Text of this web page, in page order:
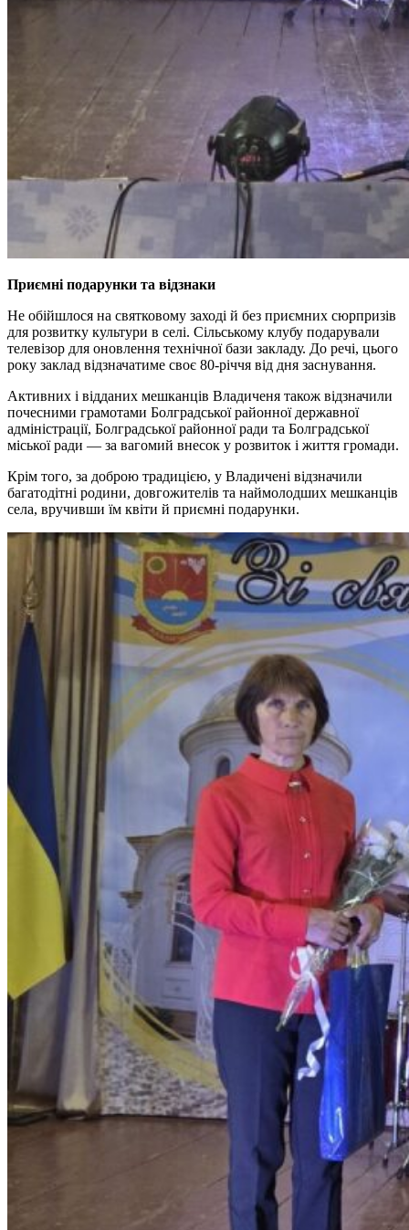
Приємні подарунки та відзнаки
Не обійшлося на святковому заході й без приємних сюрпризів
для розвитку культури в селі. Сільському клубу подарували
телевізор для оновлення технічної бази закладу. До речі, цього
року заклад відзначатиме своє 80-річчя від дня заснування.
Активних і відданих мешканців Владиченя також відзначили
почесними грамотами Болградської районної державної
адміністрації, Болградської районної ради та Болградської
міської ради — за вагомий внесок у розвиток і життя громади.
Крім того, за доброю традицією, у Владичені відзначили
багатодітні родини, довгожителів та наймолодших мешканців
села, вручивши їм квіти й приємні подарунки.